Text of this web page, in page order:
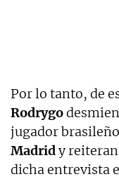
Por lo tanto, de
Rodrygo
jugador
Madridy reiteran
dicha entrevista